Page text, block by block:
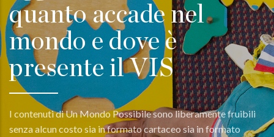
quanto accade nel
mondo e dove è
presente il VIS
I contenuti di Un Mondo Possibile sono liberamente fruibili
senza alcun costo sia in formato cartaceo sia in formato